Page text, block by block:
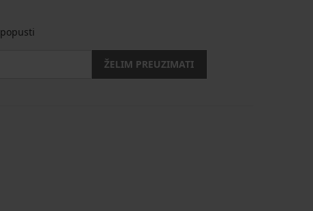
popusti
ŽELIM PREUZIMATI